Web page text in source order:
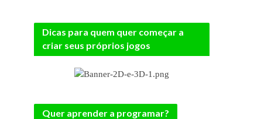
Dicas para quem quer começar a
criar seus próprios jogos
Quer aprender a programar?